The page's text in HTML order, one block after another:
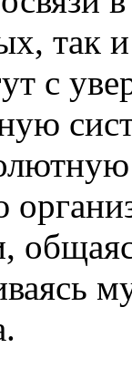
так
с